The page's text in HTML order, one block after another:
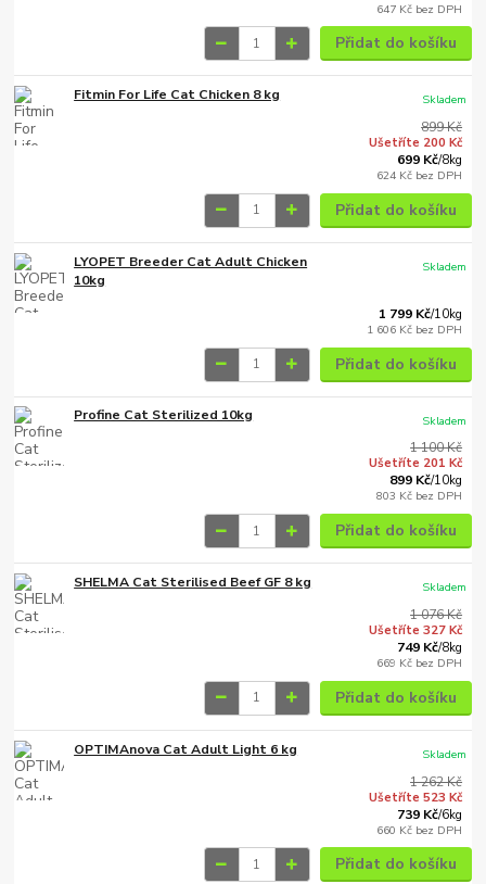
647 Kč bez DPH
Přidat do košíku
Fitmin For Life Cat Chicken 8 kg
899 Kč
Ušetříte 200 Kč
699 Kč/8kg
624 Kč bez DPH
Skladem
Přidat do košíku
LYOPET Breeder Cat Adult Chicken
10kg
1 799 Kč/10kg
1 606 Kč bez DPH
Skladem
Přidat do košíku
Profine Cat Sterilized 10kg
1 100 Kč
Ušetříte 201 Kč
899 Kč/10kg
803 Kč bez DPH
Skladem
Přidat do košíku
SHELMA Cat Sterilised Beef GF 8 kg
1 076 Kč
Ušetříte 327 Kč
749 Kč/8kg
669 Kč bez DPH
Skladem
Přidat do košíku
OPTIMAnova Cat Adult Light 6 kg
1 262 Kč
Ušetříte 523 Kč
739 Kč/6kg
660 Kč bez DPH
Skladem
Přidat do košíku